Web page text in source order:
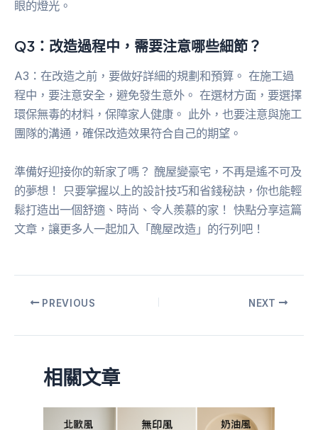
眼的燈光。
Q3：改造過程中，需要注意哪些細節？
A3：在改造之前，要做好詳細的規劃和預算。 在施工過
程中，要注意安全，避免發生意外。 在選材方面，要選擇
環保無毒的材料，保障家人健康。 此外，也要注意與施工
團隊的溝通，確保改造效果符合自己的期望。
準備好迎接你的新家了嗎？ 醜屋變豪宅，不再是遙不可及
的夢想！ 只要掌握以上的設計技巧和省錢秘訣，你也能輕
鬆打造出一個舒適、時尚、令人羨慕的家！ 快點分享這篇
文章，讓更多人一起加入「醜屋改造」的行列吧！
PREVIOUS NEXT
相關文章